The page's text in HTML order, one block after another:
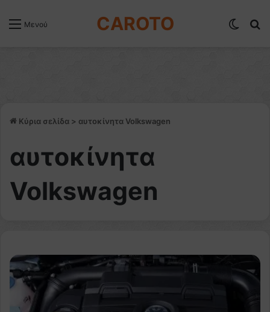
Μενού CAROTO
Κύρια σελίδα > αυτοκίνητα Volkswagen
αυτοκίνητα
Volkswagen